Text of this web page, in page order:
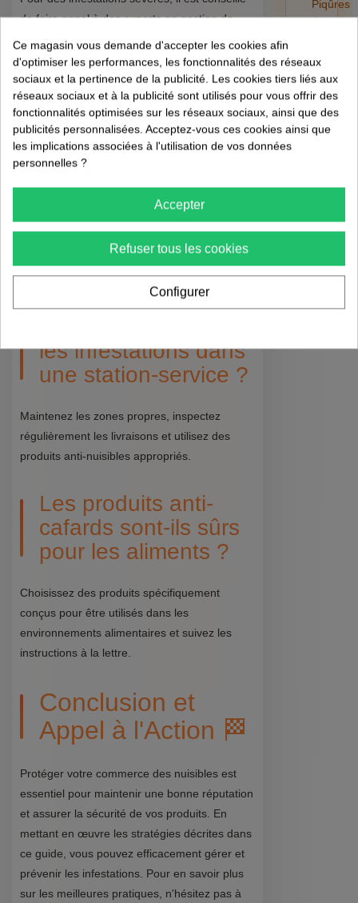
de faire appel à des experts en gestion de
nuisibles. Ils peuvent offrir :
Un diagnostic précis de la situation
Des solutions sur mesure adaptées à votre
commerce
Un suivi régulier pour éviter de nouvelles
infestations
FAQ : Vos
Questions Sur la
Gestion des
Nuisibles 💡
les infestations dans
une station-service ?
Maintenez les zones propres, inspectez
régulièrement les livraisons et utilisez des
produits anti-nuisibles appropriés.
Les produits anti-
cafards sont-ils sûrs
pour les aliments ?
Choisissez des produits spécifiquement
conçus pour être utilisés dans les
environnements alimentaires et suivez les
instructions à la lettre.
Conclusion et
Appel à l'Action 🏁
Protéger votre commerce des nuisibles est
essentiel pour maintenir une bonne réputation
et assurer la sécurité de vos produits. En
mettant en œuvre les stratégies décrites dans
ce guide, vous pouvez efficacement gérer et
prévenir les infestations. Pour en savoir plus
sur les meilleures pratiques, n'hésitez pas à
Piqûres
de
risques,
Ce magasin vous demande d'accepter les cookies afin
d'optimiser les performances, les fonctionnalités des réseaux
sociaux et la pertinence de la publicité. Les cookies tiers liés aux
réseaux sociaux et à la publicité sont utilisés pour vous offrir des
fonctionnalités optimisées sur les réseaux sociaux, ainsi que des
publicités personnalisées. Acceptez-vous ces cookies ainsi que
les implications associées à l'utilisation de vos données
personnelles ?
Accepter
Refuser tous les cookies
Configurer